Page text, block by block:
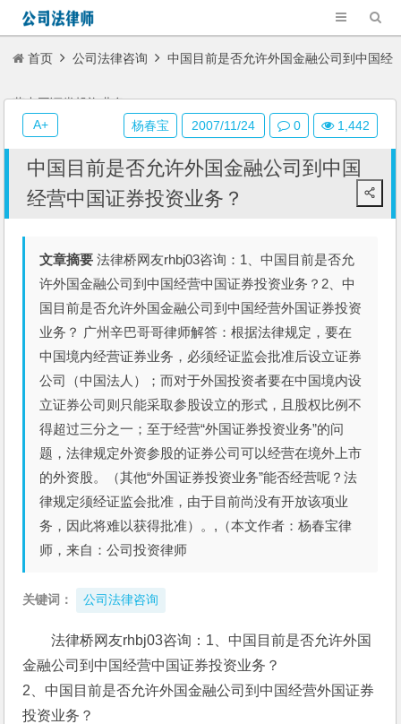
首页 公司法律咨询 中国目前是否允许外国金融公司到中国经
营中国证券投资业务？
中国目前是否允许外国金融公司到中国
经营中国证券投资业务？
文章摘要 法律桥网友rhbj03咨询：1、中国目前是否允
许外国金融公司到中国经营中国证券投资业务？2、中
国目前是否允许外国金融公司到中国经营外国证券投资
业务？ 广州辛巴哥哥律师解答：根据法律规定，要在
中国境内经营证券业务，必须经证监会批准后设立证券
公司（中国法人）；而对于外国投资者要在中国境内设
立证券公司则只能采取参股设立的形式，且股权比例不
得超过三分之一；至于经营“外国证券投资业务”的问
题，法律规定外资参股的证券公司可以经营在境外上市
的外资股。（其他“外国证券投资业务”能否经营呢？法
律规定须经证监会批准，由于目前尚没有开放该项业
务，因此将难以获得批准）。,（本文作者：杨春宝律
师，来自：公司投资律师
关键词： 公司法律咨询
法律桥网友rhbj03咨询：1、中国目前是否允许外国
金融公司到中国经营中国证券投资业务？
2、中国目前是否允许外国金融公司到中国经营外国证券
投资业务？
杨春宝 2007/11/24 0 1,442
A+